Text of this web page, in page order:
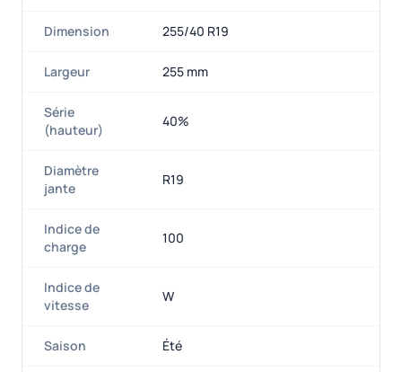
Dimension 255/40 R19
Largeur 255 mm
Série
(hauteur)
40%
Diamètre
jante
R19
Indice de
charge
100
Indice de
vitesse
W
Saison Été